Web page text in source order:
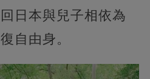
日本與兒子相依為
自由身。